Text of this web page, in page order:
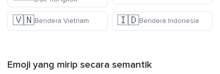
🇻🇳Bendera Vietnam 🇮🇩Bendera Indonesia
Emoji yang mirip secara semantik